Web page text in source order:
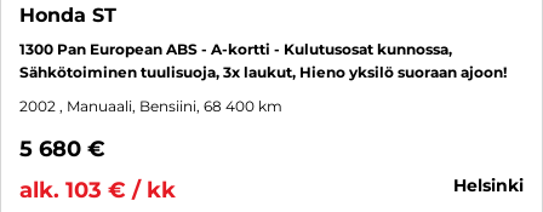
Honda ST
1300 Pan European ABS - A-kortti - Kulutusosat kunnossa,
Sähkötoiminen tuulisuoja, 3x laukut, Hieno yksilö suoraan ajoon!
2002 , Manuaali, Bensiini, 68 400 km
5 680 €
alk. 103 € / kk
helsinki